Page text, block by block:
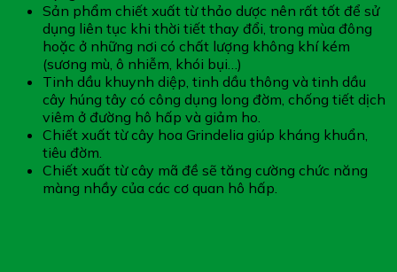
Sản phẩm chiết xuất từ thảo dược nên rất tốt để sử
dụng liên tục khi thời tiết thay đổi, trong mùa đông
hoặc ở những nơi có chất lượng không khí kém
(sương mù, ô nhiễm, khói bụi…)
Tinh dầu khuynh diệp, tinh dầu thông và tinh dầu
cây húng tây có công dụng long đờm, chống tiết dịch
viêm ở đường hô hấp và giảm ho.
Chiết xuất từ cây hoa Grindelia giúp kháng khuẩn,
tiêu đờm.
Chiết xuất từ cây mã đề sẽ tăng cường chức năng
màng nhầy của các cơ quan hô hấp.